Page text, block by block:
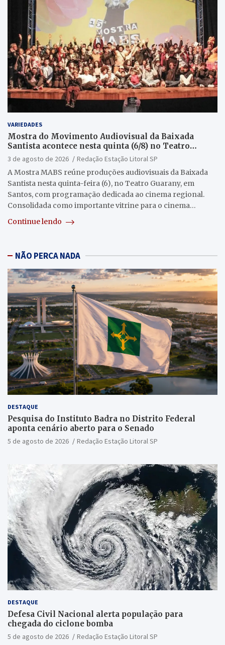
VARIEDADES
Mostra do Movimento Audiovisual da Baixada
Santista acontece nesta quinta (6/8) no Teatro
Guarany
3 de agosto de 2026
Redação Estação Litoral SP
A Mostra MABS reúne produções audiovisuais da Baixada
Santista nesta quinta-feira (6), no Teatro Guarany, em
Santos, com programação dedicada ao cinema regional.
Consolidada como importante vitrine para o cinema…
Continue lendo
NÃO PERCA NADA
DESTAQUE
Pesquisa do Instituto Badra no Distrito Federal
aponta cenário aberto para o Senado
5 de agosto de 2026 Redação Estação Litoral SP
DESTAQUE
Defesa Civil Nacional alerta população para
chegada do ciclone bomba
5 de agosto de 2026 Redação Estação Litoral SP